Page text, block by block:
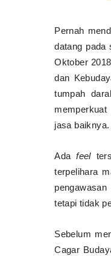
Pernah
datang pada
Oktober
dan
tumpah
jasa baiknya.
Adafeel
terpelihara
tetapi tidak
Sebelum
Cagar